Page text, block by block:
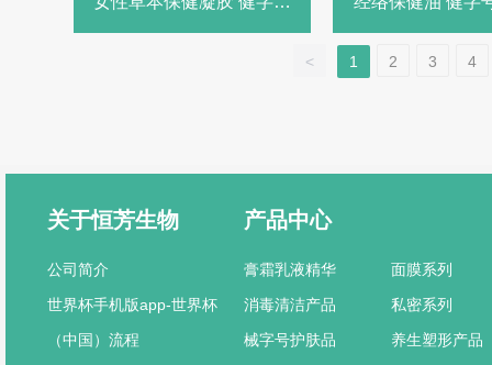
< 1 2 3 4
关于恒芳生物
公司简介
世界杯手机版app-世界杯
（中国）流程
产品中心
膏霜乳液精华
消毒清洁产品
械字号护肤品
面膜系列
私密系列
养生塑形产品